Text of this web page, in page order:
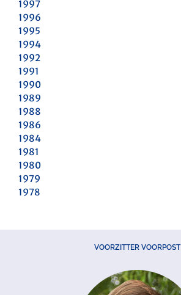
1997
1996
1995
1994
1992
1991
1990
1989
1988
1986
1984
1981
1980
1979
1978
VOORZITTER VOORPOST